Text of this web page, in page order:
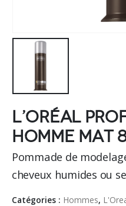
L’Oréal
Homme Mat
Pommade de
cheveux humides ou
Catégories : Hommes,